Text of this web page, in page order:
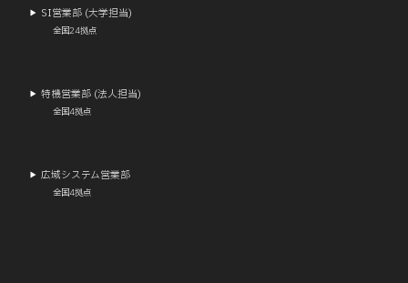
受付時間 ： 平日 午前10時～午後5時
SI営業部 (大学担当)
全国24拠点
特機営業部 (法人担当)
全国4拠点
広域システム営業部
全国4拠点